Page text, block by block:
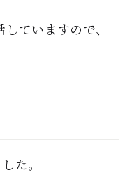
ていますので、
た。